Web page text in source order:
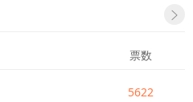

票数
5622